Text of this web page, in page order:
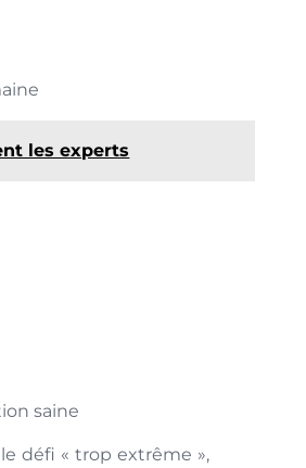
les experts
saine
défi « trop extrême »,